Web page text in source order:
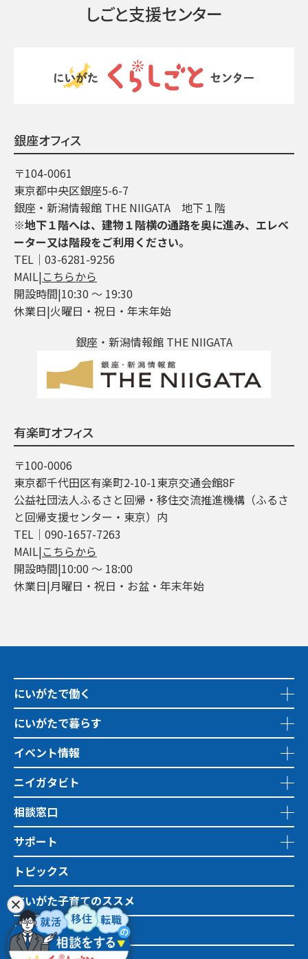
しごと支援センター
銀座オフィス
〒104-0061
東京都中央区銀座5-6-7
銀座・新潟情報館 THE NIIGATA 地下１階
※地下１階へは、建物１階横の通路を奥に進み、エレベ
ーター又は階段をご利用ください。
TEL│03-6281-9256
MAIL|こちらから
開設時間|10:30 ～ 19:30
休業日|火曜日・祝日・年末年始
銀座・新潟情報館 THE NIIGATA
有楽町オフィス
〒100-0006
東京都千代田区有楽町2-10-1東京交通会館8F
公益社団法人ふるさと回帰・移住交流推進機構（ふるさ
と回帰支援センター・東京）内
TEL│090-1657-7263
MAIL|こちらから
開設時間|10:00 ～ 18:00
休業日|月曜日・祝日・お盆・年末年始
にいがたで働く
にいがたで暮らす
イベント情報
ニイガタビト
相談窓口
サポート
トピックス
にいがた子育てのススメ
地域おこし協力隊